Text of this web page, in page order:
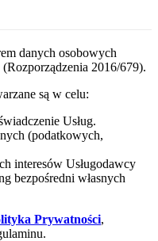
danych osobowych
2016/679).
są w celu:
Usług.
(podatkowych,
interesów Usługodawcy
bezpośredni własnych
Prywatności,